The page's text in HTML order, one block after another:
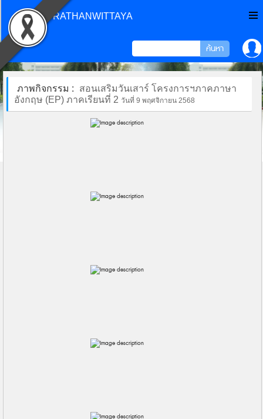
CHONPRATHANWITTAYA
ภาพกิจกรรม :
สอนเสริมวันเสาร์ โครงการฯภาคภาษา
อังกฤษ (EP) ภาคเรียนที่ 2วันที่ 9 พฤศจิกายน 2568